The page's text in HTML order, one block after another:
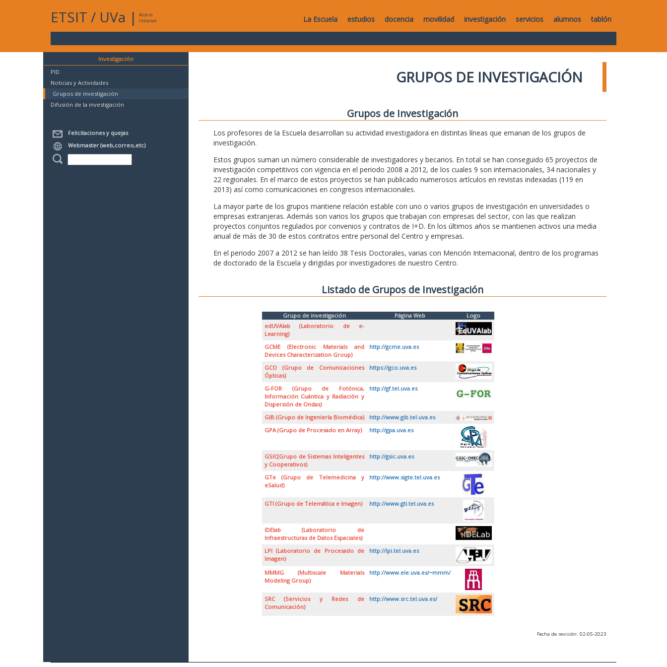
ETSIT / UVa |
Acceso
Intranet
La Escuela estudios docencia movilidad investigación servicios alumnos tablón
Investigación
PID
Noticias y Actividades
Grupos de investigación
Difusión de la investigación
Felicitaciones y quejas
Webmaster (web,correo,etc)
GRUPOS DE INVESTIGACIÓN
Grupos de Investigación
Los profesores de la Escuela desarrollan su actividad investigadora en distintas líneas que emanan de los grupos de
investigación.
Estos grupos suman un número considerable de investigadores y becarios. En total se han conseguido 65 proyectos de
investigación competitivos con vigencia en el periodo 2008 a 2012, de los cuales 9 son internacionales, 34 nacionales y
22 regionales. En el marco de estos proyectos se han publicado numerosos artículos en revistas indexadas (119 en
2013) así como comunicaciones en congresos internacionales.
La mayor parte de los grupos mantiene relación estable con uno o varios grupos de investigación en universidades o
empresas extranjeras. Además son varios los grupos que trabajan con empresas del sector, con las que realizan
proyectos conjuntos regulados por convenios y contratos de I+D. En los últimos años se mantienen activos una media
anual de más de 30 de estos contratos entre personal del Centro y empresas.
En el periodo 2007 a 2012 se han leído 38 Tesis Doctorales, varias con Mención Internacional, dentro de los programas
de doctorado de la Escuela y dirigidas por investigadores de nuestro Centro.
Listado de Grupos de Investigación
Grupo de investigación Página Web
Logo
edUVAlab (Laboratorio de e-
Learning)
GCME (Electronic Materials and
Devices Characterization Group)
http://gcme.uva.es
GCO (Grupo de Comunicaciones
Ópticas)
https://gco.uva.es
G-FOR (Grupo de Fotónica,
Información Cuántica y Radiación y
Dispersión de Ondas)
http://gf.tel.uva.es
GIB (Grupo de Ingeniería Biomédica)
http://www.gib.tel.uva.es
GPA (Grupo de Procesado en Array)
http://gpa.uva.es
GSIC(Grupo de Sistemas Inteligentes
y Cooperativos)
http://gsic.uva.es
GTe (Grupo de Telemedicina y
eSalud)
http://www.sigte.tel.uva.es
GTI (Grupo de Telemática e Imagen) http://www.gti.tel.uva.es
IDElab (Laboratorio de
Infraestructuras de Datos Espaciales)
LPI (Laboratorio de Procesado de
Imagen)
http://lpi.tel.uva.es
MMMG (Multiscale Materials
Modeling Group)
http://www.ele.uva.es/~mmm/
SRC (Servicios y Redes de
Comunicación)
http://www.src.tel.uva.es/
Fecha de revisión: 02-05-2023